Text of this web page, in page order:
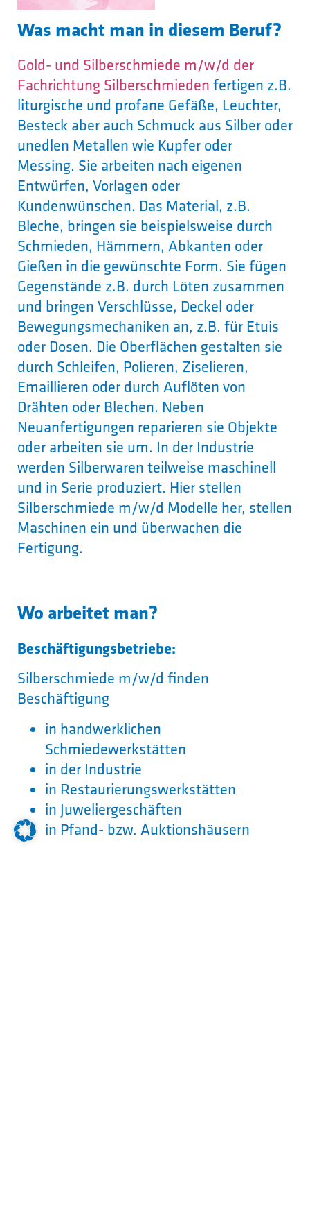
Was macht man in diesem Beruf?
Gold- und Silberschmiede m/w/d der
Fachrichtung Silberschmieden fertigen z.B.
liturgische und profane Gefäße, Leuchter,
Besteck aber auch Schmuck aus Silber oder
unedlen Metallen wie Kupfer oder
Messing. Sie arbeiten nach eigenen
Entwürfen, Vorlagen oder
Kundenwünschen. Das Material, z.B.
Bleche, bringen sie beispielsweise durch
Schmieden, Hämmern, Abkanten oder
Gießen in die gewünschte Form. Sie fügen
Gegenstände z.B. durch Löten zusammen
und bringen Verschlüsse, Deckel oder
Bewegungsmechaniken an, z.B. für Etuis
oder Dosen. Die Oberflächen gestalten sie
durch Schleifen, Polieren, Ziselieren,
Emaillieren oder durch Auflöten von
Drähten oder Blechen. Neben
Neuanfertigungen reparieren sie Objekte
oder arbeiten sie um. In der Industrie
werden Silberwaren teilweise maschinell
und in Serie produziert. Hier stellen
Silberschmiede m/w/d Modelle her, stellen
Maschinen ein und überwachen die
Fertigung.
Wo arbeitet man?
Beschäftigungsbetriebe:
Silberschmiede m/w/d finden
Beschäftigung
in handwerklichen
Schmiedewerkstätten
in der Industrie
in Restaurierungswerkstätten
in Juweliergeschäften
in Pfand- bzw. Auktionshäusern